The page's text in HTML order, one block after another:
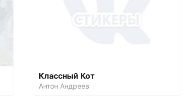
Классный Кот
Антон Андреев